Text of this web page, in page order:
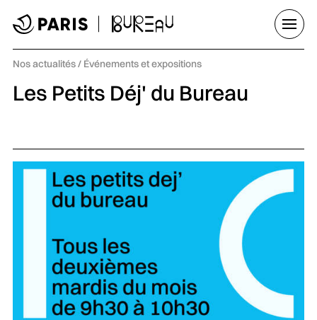
Catégorie :
Nos actualités/ Événements et expositions
Les Petits Déj' du Bureau